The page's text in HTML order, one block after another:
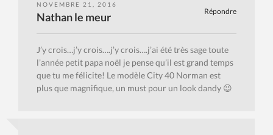
NOVEMBRE 21, 2016
Répondre
Nathan le meur
J’y crois…j’y crois….j’y crois….j’ai été très sage toute
l’année petit papa noël je pense qu’il est grand temps
que tu me félicite! Le modèle City 40 Norman est
plus que magnifique, un must pour un look dandy 😉